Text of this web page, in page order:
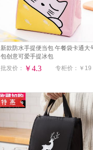
新款防水手提便当包 午餐袋卡通大
包创意可爱手提冰包
批发价：
￥4.3 专柜价： ￥19